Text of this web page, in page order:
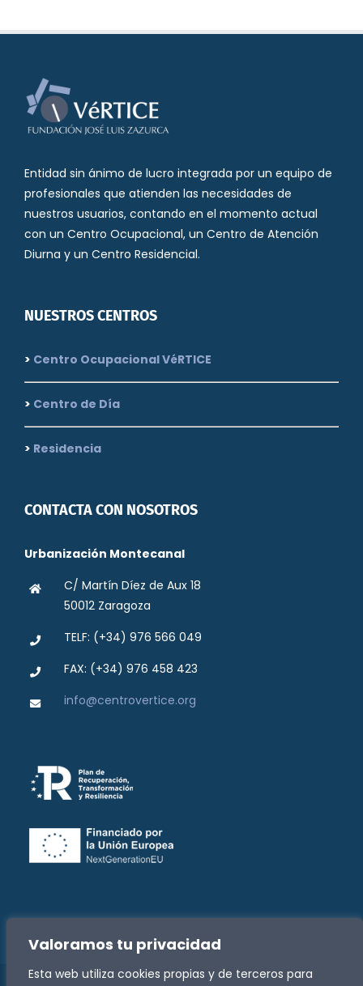
Valoramos tu privacidad
Esta web utiliza cookies propias y de terceros para
Entidad sin ánimo de lucro integrada por un equipo de
profesionales que atienden las necesidades de
nuestros usuarios, contando en el momento actual
con un Centro Ocupacional, un Centro de Atención
Diurna y un Centro Residencial.
NUESTROS CENTROS
> Centro Ocupacional VéRTICE
> Centro de Día
> Residencia
CONTACTA CON NOSOTROS
Urbanización Montecanal
C/ Martín Díez de Aux 18
50012 Zaragoza
TELF: (+34) 976 566 049
FAX: (+34) 976 458 423
info@centrovertice.org